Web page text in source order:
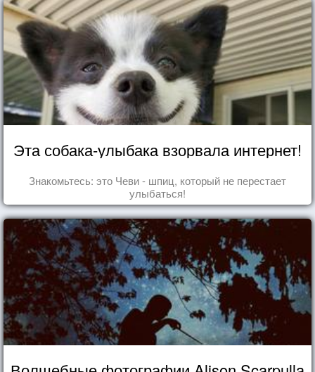
Эта собака-улыбака взорвала интернет!
Знакомьтесь: это Чеви - шпиц, который не перестает
улыбаться!